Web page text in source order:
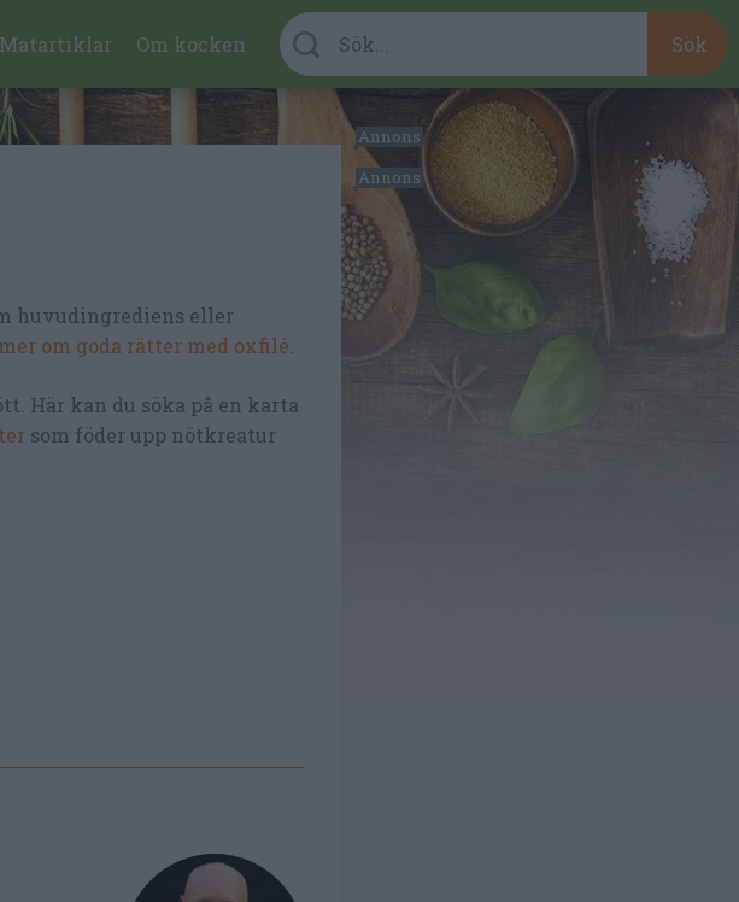
Matartiklar Om kocken
huvudingrediens eller
om goda rätter med oxfilé
Här kan du söka på en karta
som föder upp nötkreatur